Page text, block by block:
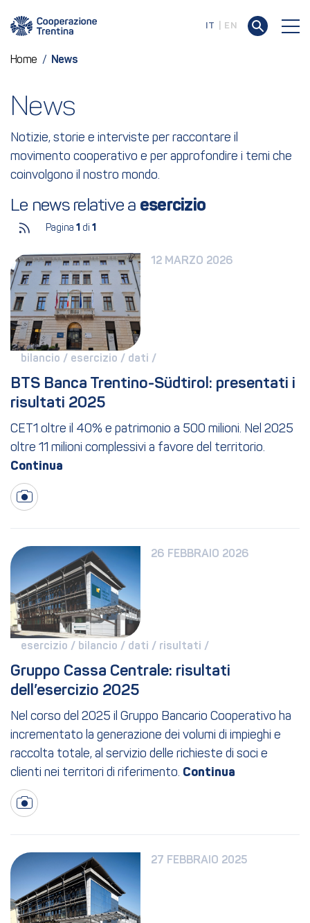
IT EN
Home / News
News
Notizie, storie e interviste per raccontare il
movimento cooperativo e per approfondire i temi che
coinvolgono il nostro mondo.
Le news relative a esercizio
Pagina 1 di 1
12 MARZO 2026
bilancio / esercizio / dati /
BTS Banca Trentino-Südtirol: presentati i
risultati 2025
CET1 oltre il 40% e patrimonio a 500 milioni. Nel 2025
oltre 11 milioni complessivi a favore del territorio.
26 FEBBRAIO 2026
esercizio / bilancio / dati / risultati /
Gruppo Cassa Centrale: risultati
dell’esercizio 2025
Nel corso del 2025 il Gruppo Bancario Cooperativo ha
incrementato la generazione dei volumi di impieghi e
raccolta totale, al servizio delle richieste di soci e
clienti nei territori di riferimento.
27 FEBBRAIO 2025